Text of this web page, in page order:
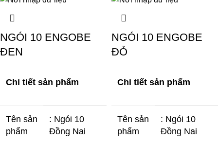
NGÓI 10 ENGOBE
ĐEN
Chi tiết sản phẩm
Tên sản
phẩm
: Ngói 10
Đồng Nai
NGÓI 10 ENGOBE
ĐỎ
Chi tiết sản phẩm
Tên sản
phẩm
: Ngói 10
Đồng Nai